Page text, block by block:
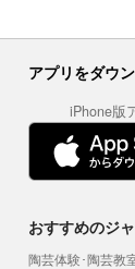
アプリをダウ
iPhone版
おすすめのジ
陶芸体験･陶芸教